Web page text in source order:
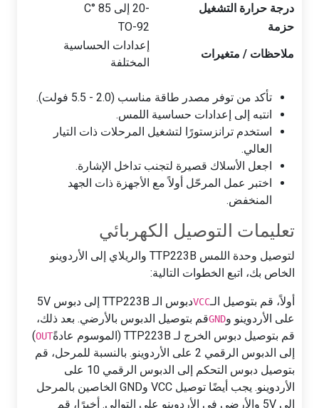
درجة حرارة التشغيل
حزمة
TO-92
ملاحظات / متغيرات
إعدادات الحساسية
المختلفة
تأكد من توفر مصدر طاقة مناسب (2.0 - 5.5 فولت).
انتبه إلى إعدادات حساسية اللمس.
استخدم ترانزستورًا لتشغيل المرحلات ذات التيار
العالي.
اجعل الأسلاك قصيرة لتجنب تداخل الإشارة.
اختبر عمل المرحّل أولاً مع الأجهزة ذات الجهد
المنخفض.
تعليمات التوصيل الكهربائي
لتوصيل وحدة اللمس TTP223B والريلاي إلى الأردوينو
الخاص بك، اتبع الخطوات التالية:
أولاً، قم بتوصيل الـVCC
دبوس الـ TTP223B إلى دبوس 5V
على الأردوينو و GNDقم بتوصيل الدبوس بالأرضي. بعد ذلك،
قم بتوصيل دبوس الخرج لـ TTP223B (الموسوم عادةً
OUT
)
إلى الدبوس الرقمي 2 على الأردوينو. بالنسبة للمرحل، قم
بتوصيل دبوس التحكم إلى الدبوس الرقمي 10 على
الأردوينو. يجب أيضًا توصيل VCC وGND الخاصين بالمرحل
إلى 5V والأرضي في الأردوينو على التوالي. أخيرًا، قم